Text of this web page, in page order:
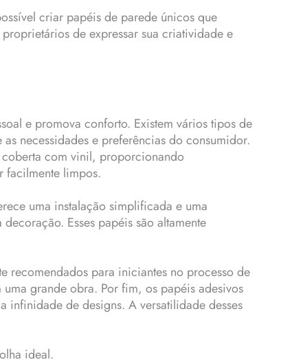
criar papéis de parede únicos que
de expressar sua criatividade e
e promova conforto. Existem vários tipos de
necessidades e preferências do consumidor.
com vinil, proporcionando
facilmente limpos.
uma instalação simplificada e uma
Esses papéis são altamente
recomendados para iniciantes no processo de
grande obra. Por fim, os papéis adesivos
infinidade de designs. A versatilidade desses
ideal.